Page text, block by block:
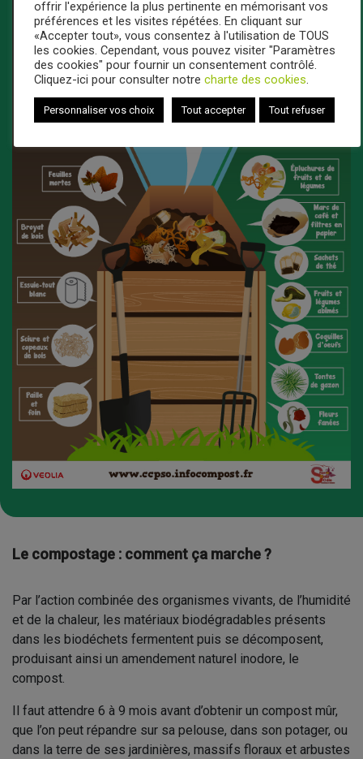
Le compostage : comment ça marche ?
Par l’action combinée des organismes vivants, de l’humidité
et de la chaleur, les matériaux biodégradables présents
dans les biodéchets fermentent puis se décomposent,
produisant ainsi un amendement naturel inodore, le
compost.
Il faut attendre 6 à 9 mois avant d’obtenir un compost mûr,
que l’on peut répandre sur sa pelouse, dans son potager, ou
dans la terre de ses jardinières, massifs floraux et arbustes
offrir l'expérience la plus pertinente en mémorisant vos
préférences et les visites répétées. En cliquant sur
«Accepter tout», vous consentez à l'utilisation de TOUS
les cookies. Cependant, vous pouvez visiter "Paramètres
des cookies" pour fournir un consentement contrôlé.
Cliquez-ici pour consulter notre charte des cookies
Personnaliser vos choix Tout accepter Tout refuser